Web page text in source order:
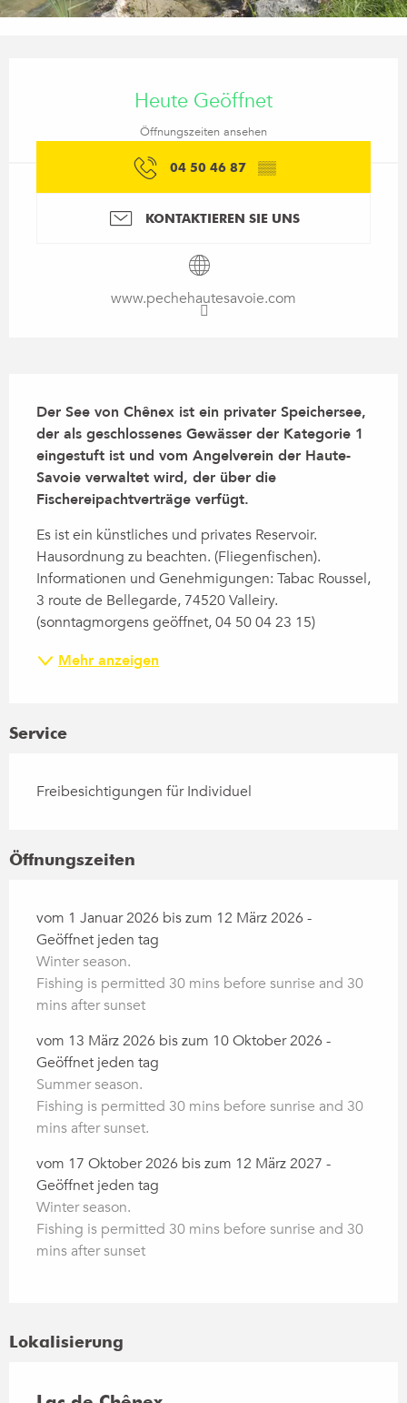
Heute Geöffnet
Öffnungszeiten ansehen
04 50 46 87 ▒▒
KONTAKTIEREN SIE UNS
www.pechehautesavoie.com
Der See von Chênex ist ein privater Speichersee,
der als geschlossenes Gewässer der Kategorie 1
eingestuft ist und vom Angelverein der Haute-
Savoie verwaltet wird, der über die
Fischereipachtverträge verfügt.
Es ist ein künstliches und privates Reservoir.
Hausordnung zu beachten. (Fliegenfischen).
Informationen und Genehmigungen: Tabac Roussel,
3 route de Bellegarde, 74520 Valleiry.
(sonntagmorgens geöffnet, 04 50 04 23 15)
Mehr anzeigen
Service
Freibesichtigungen für Individuel
Öffnungszeiten
vom 1 Januar 2026 bis zum 12 März 2026 -
Geöffnet jeden tag
Winter season.
Fishing is permitted 30 mins before sunrise and 30
mins after sunset
vom 13 März 2026 bis zum 10 Oktober 2026 -
Geöffnet jeden tag
Summer season.
Fishing is permitted 30 mins before sunrise and 30
mins after sunset.
vom 17 Oktober 2026 bis zum 12 März 2027 -
Geöffnet jeden tag
Winter season.
Fishing is permitted 30 mins before sunrise and 30
mins after sunset
Lokalisierung